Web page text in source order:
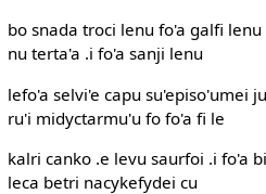
bo snada troci lenu fo'a galfi
nu terta'a .i fo'a sanji lenu
lefo'a selvi'e capu su'episo'umei
ru'i midyctarmu'u fo fo'a fi le
kalri canko .e levu saurfoi .i fo'a
leca betri nacykefydei cu